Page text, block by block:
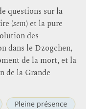
questions sur la
(sem) et la pure
des
dans le Dzogchen,
de la mort, et la
de la Grande
Pleine présence